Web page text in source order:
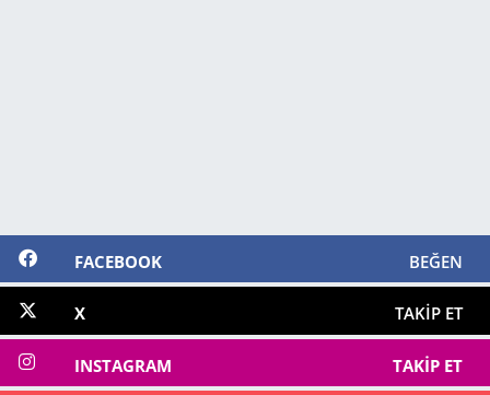
FACEBOOK BEĞEN
X TAKIP ET
INSTAGRAM TAKIP ET